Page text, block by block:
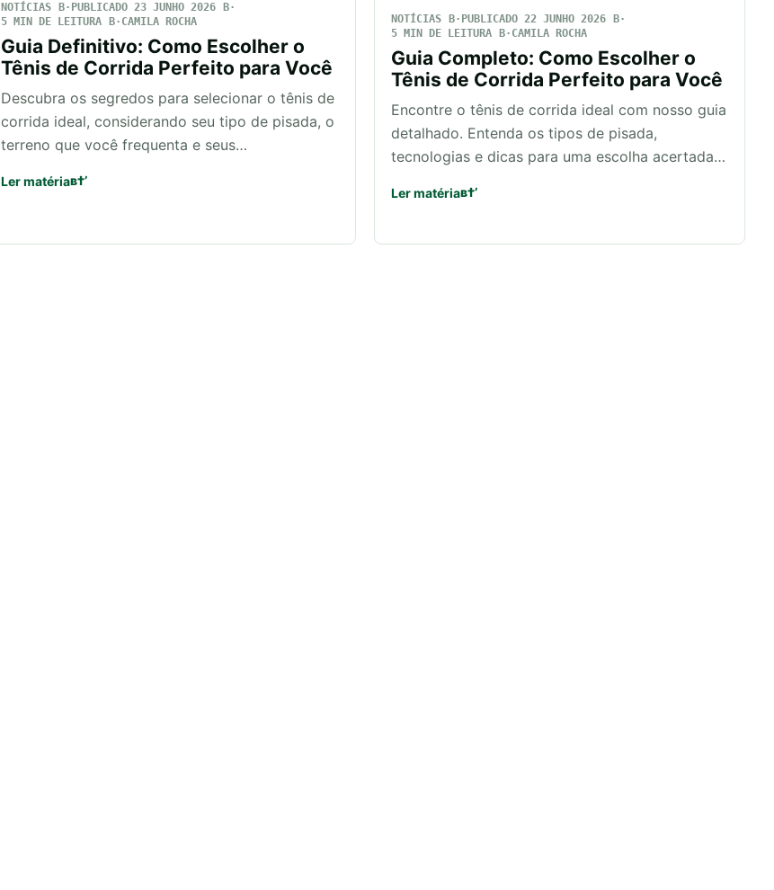
NOTÍCIAS
PUBLICADO 23 JUNHO 2026
5 MIN DE LEITURA
CAMILA ROCHA
Guia Definitivo: Como Escolher o
Tênis de Corrida Perfeito para Você
Descubra os segredos para selecionar o tênis de
corrida ideal, considerando seu tipo de pisada, o
terreno que você frequenta e seus…
Ler matéria
NOTÍCIAS
PUBLICADO 22 JUNHO 2026
5 MIN DE LEITURA
CAMILA ROCHA
Guia Completo: Como Escolher o
Tênis de Corrida Perfeito para Você
Encontre o tênis de corrida ideal com nosso guia
detalhado. Entenda os tipos de pisada,
tecnologias e dicas para uma escolha acertada…
Ler matéria